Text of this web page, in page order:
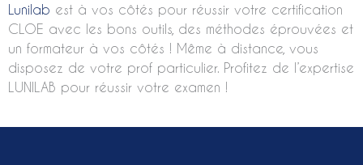
Lunilab est à vos côtés pour réussir votre certification
CLOE avec les bons outils, des méthodes éprouvées et
un formateur à vos côtés ! Même à distance, vous
disposez de votre prof particulier. Profitez de l’expertise
LUNILAB pour réussir votre examen !